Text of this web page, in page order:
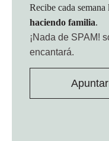
Recibe cada
haciendo familia.
¡Nada de SPAM!
encantará.